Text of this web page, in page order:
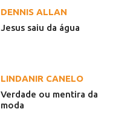
DENNIS ALLAN
Jesus saiu da água
LINDANIR CANELO
Verdade ou mentira da
moda